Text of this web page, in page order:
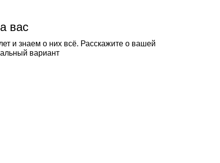
вас
и знаем о них всё. Расскажите о вашей
вариант